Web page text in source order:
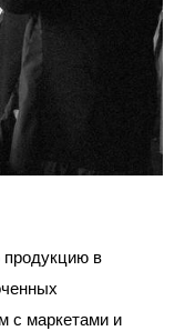
в
с маркетами и